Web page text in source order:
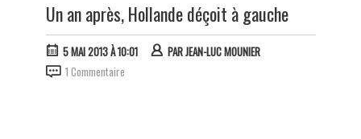
Un an après, Hollande déçoit à gauche
5 MAI 2013 À 10:01 PARJEAN-LUC MOUNIER
1 Commentaire